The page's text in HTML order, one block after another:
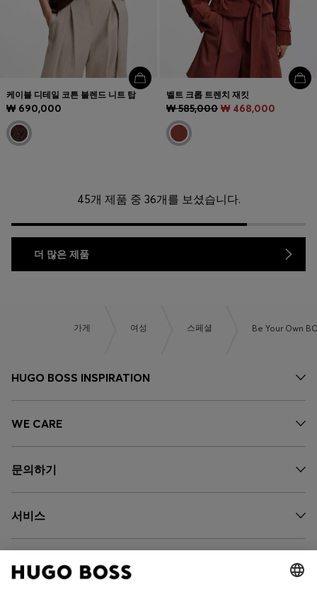
케이블 디테일 코튼 블렌드 니트 탑
₩ 690,000
벨트 크롭 트렌치 재킷
₩ 585,000 ₩ 468,000
45개 제품 중 36개를 보셨습니다.
더 많은 제품
가게 여성 스페셜 Be Your Own
HUGO BOSS INSPIRATION
WE CARE
문의하기
서비스
회사 소개